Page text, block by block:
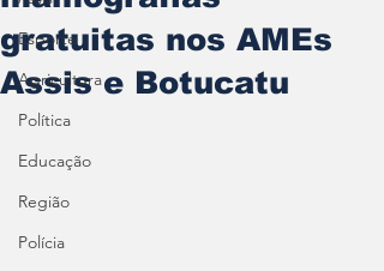
Esporte
Agricultura
Política
Educação
Região
Polícia
gratuitas nos AMEs
Assis e Botucatu